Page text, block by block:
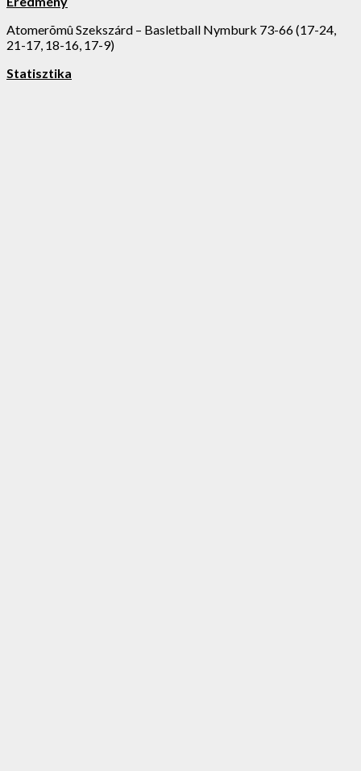
Atomerõmû Szekszárd – Basletball Nymburk 73-66 (17-24,
21-17, 18-16, 17-9)
Statisztika